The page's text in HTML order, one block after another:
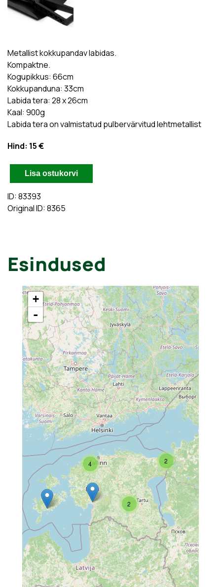
Metallist kokkupandav labidas.
Kompaktne.
Kogupikkus: 66cm
Kokkupanduna: 33cm
Labida tera: 28 x 26cm
Kaal: 900g
Labida tera on valmistatud pulbervärvitud lehtmetallist
Hind: 15 €
ID: 83393
Original ID: 8365
Esindused
2
2
4
+
-